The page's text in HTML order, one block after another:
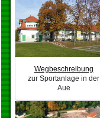
Wegbeschreibung
zur Sportanlage in der
Aue